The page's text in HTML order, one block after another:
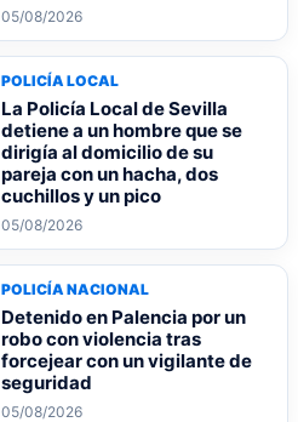
05/08/2026
POLICÍA LOCAL
La Policía Local de Sevilla
detiene a un hombre que se
dirigía al domicilio de su
pareja con un hacha, dos
cuchillos y un pico
05/08/2026
POLICÍA NACIONAL
Detenido en Palencia por un
robo con violencia tras
forcejear con un vigilante de
seguridad
05/08/2026